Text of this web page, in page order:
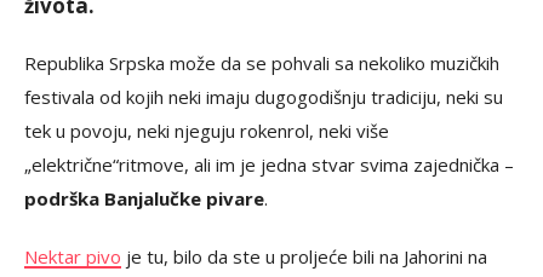
Republika Srpska može da se pohvali sa nekoliko muzičkih
festivala od kojih neki imaju dugogodišnju tradiciju, neki su
tek u povoju, neki njeguju rokenrol, neki više
„električne“ritmove, ali im je jedna stvar svima zajednička –
podrška Banjalučke pivare.
Nektar pivo je tu, bilo da ste u proljeće bili na Jahorini na